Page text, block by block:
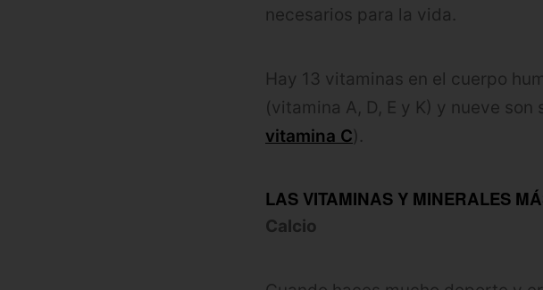
necesarios para la vida.
Hay 13 vitaminas en el cuerpo
(vitamina A, D, E y K) y nueve
vitamina C).
LAS VITAMINAS Y MINERALES
Calcio